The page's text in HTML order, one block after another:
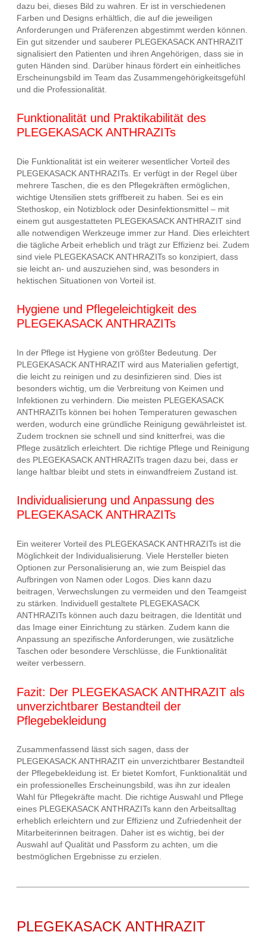
dazu bei, dieses Bild zu wahren. Er ist in verschiedenen
Farben und Designs erhältlich, die auf die jeweiligen
Anforderungen und Präferenzen abgestimmt werden können.
Ein gut sitzender und sauberer PLEGEKASACK ANTHRAZIT
signalisiert den Patienten und ihren Angehörigen, dass sie in
guten Händen sind. Darüber hinaus fördert ein einheitliches
Erscheinungsbild im Team das Zusammengehörigkeitsgefühl
und die Professionalität.
Funktionalität und Praktikabilität des
PLEGEKASACK ANTHRAZITs
Die Funktionalität ist ein weiterer wesentlicher Vorteil des
PLEGEKASACK ANTHRAZITs. Er verfügt in der Regel über
mehrere Taschen, die es den Pflegekräften ermöglichen,
wichtige Utensilien stets griffbereit zu haben. Sei es ein
Stethoskop, ein Notizblock oder Desinfektionsmittel – mit
einem gut ausgestatteten PLEGEKASACK ANTHRAZIT sind
alle notwendigen Werkzeuge immer zur Hand. Dies erleichtert
die tägliche Arbeit erheblich und trägt zur Effizienz bei. Zudem
sind viele PLEGEKASACK ANTHRAZITs so konzipiert, dass
sie leicht an- und auszuziehen sind, was besonders in
hektischen Situationen von Vorteil ist.
Hygiene und Pflegeleichtigkeit des
PLEGEKASACK ANTHRAZITs
In der Pflege ist Hygiene von größter Bedeutung. Der
PLEGEKASACK ANTHRAZIT wird aus Materialien gefertigt,
die leicht zu reinigen und zu desinfizieren sind. Dies ist
besonders wichtig, um die Verbreitung von Keimen und
Infektionen zu verhindern. Die meisten PLEGEKASACK
ANTHRAZITs können bei hohen Temperaturen gewaschen
werden, wodurch eine gründliche Reinigung gewährleistet ist.
Zudem trocknen sie schnell und sind knitterfrei, was die
Pflege zusätzlich erleichtert. Die richtige Pflege und Reinigung
des PLEGEKASACK ANTHRAZITs tragen dazu bei, dass er
lange haltbar bleibt und stets in einwandfreiem Zustand ist.
Individualisierung und Anpassung des
PLEGEKASACK ANTHRAZITs
Ein weiterer Vorteil des PLEGEKASACK ANTHRAZITs ist die
Möglichkeit der Individualisierung. Viele Hersteller bieten
Optionen zur Personalisierung an, wie zum Beispiel das
Aufbringen von Namen oder Logos. Dies kann dazu
beitragen, Verwechslungen zu vermeiden und den Teamgeist
zu stärken. Individuell gestaltete PLEGEKASACK
ANTHRAZITs können auch dazu beitragen, die Identität und
das Image einer Einrichtung zu stärken. Zudem kann die
Anpassung an spezifische Anforderungen, wie zusätzliche
Taschen oder besondere Verschlüsse, die Funktionalität
weiter verbessern.
Fazit: Der PLEGEKASACK ANTHRAZIT als
unverzichtbarer Bestandteil der
Pflegebekleidung
Zusammenfassend lässt sich sagen, dass der
PLEGEKASACK ANTHRAZIT ein unverzichtbarer Bestandteil
der Pflegebekleidung ist. Er bietet Komfort, Funktionalität und
ein professionelles Erscheinungsbild, was ihn zur idealen
Wahl für Pflegekräfte macht. Die richtige Auswahl und Pflege
eines PLEGEKASACK ANTHRAZITs kann den Arbeitsalltag
erheblich erleichtern und zur Effizienz und Zufriedenheit der
Mitarbeiterinnen beitragen. Daher ist es wichtig, bei der
Auswahl auf Qualität und Passform zu achten, um die
bestmöglichen Ergebnisse zu erzielen.
PLEGEKASACK ANTHRAZIT